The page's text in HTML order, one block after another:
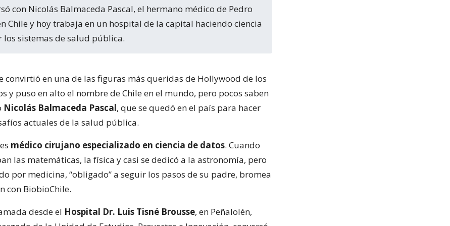
Chile y hoy trabaja en un hospital de la capital haciendo ciencia
sistemas de salud pública.
convirtió en una de las figuras más queridas de Hollywood de los
y puso en alto el nombre de Chile en el mundo, pero pocos saben
Nicolás Balmaceda Pascal, que se quedó en el país para hacer
actuales de la salud pública.
médico cirujano especializado en ciencia de datos. Cuando
las matemáticas, la física y casi se dedicó a la astronomía, pero
por medicina, “obligado” a seguir los pasos de su padre, bromea
con BiobioChile.
desde el Hospital Dr. Luis Tisné Brousse, en Peñalolén,